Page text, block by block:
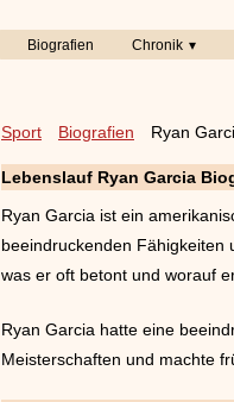
Biografien Chronik
Sport Biografien Ryan
Lebenslauf Ryan Garcia
Ryan Garcia ist ein
beeindruckenden Fähigkeiten
was er oft betont und worauf
Ryan Garcia hatte eine
Meisterschaften und machte